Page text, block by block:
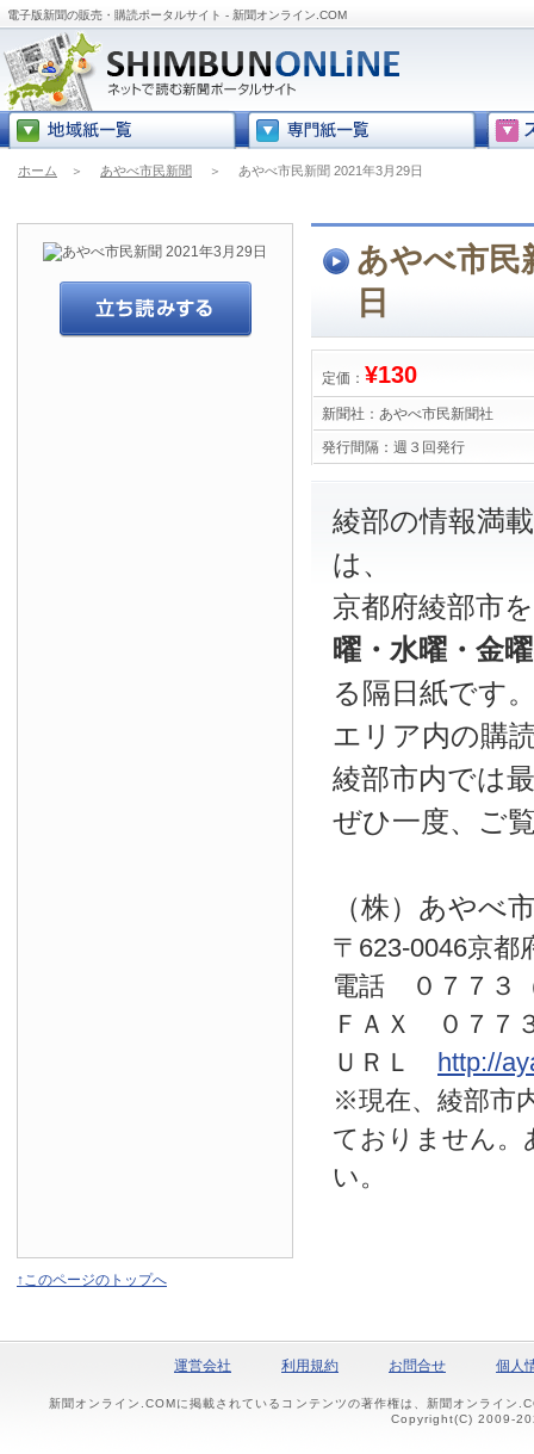
電子版新聞の販売・購読ポータルサイト - 新聞オンライン.COM
ホーム ＞ あやべ市民新聞 ＞ あやべ市民新聞 2021年3月29日
あやべ市民
日
定価： ¥130
新聞社： あやべ市民新聞社
発行間隔： 週３回発行
綾部の情報
は、
京都府綾部市
曜・水曜・金
る隔日紙です
エリア内の購
綾部市内では
ぜひ一度、ご
（株）あやべ
〒623-0046京都
電話 ０７７
ＦＡＸ ０７７
ＵＲＬ http://
※現在、綾部市
ておりません。
い。
↑このページのトップへ
運営会社 利用規約 お問合せ 個人
新聞オンライン.COMに掲載されているコンテンツの著作権は、新聞オンライン
Copyright(C) 2009-